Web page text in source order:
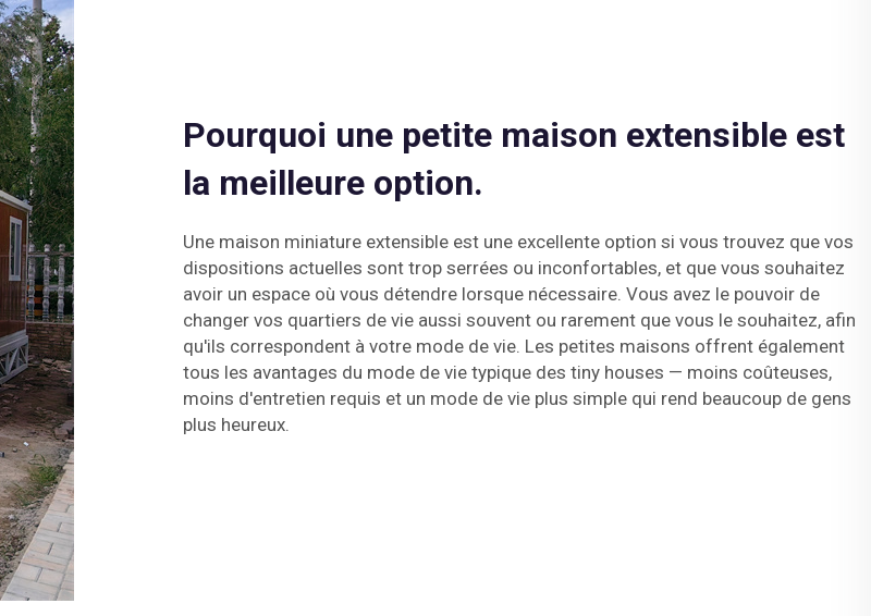
Pourquoi une petite maison extensible est
la meilleure option.
Une maison miniature extensible est une excellente option si vous trouvez que vos
dispositions actuelles sont trop serrées ou inconfortables, et que vous souhaitez
avoir un espace où vous détendre lorsque nécessaire. Vous avez le pouvoir de
changer vos quartiers de vie aussi souvent ou rarement que vous le souhaitez, afin
qu'ils correspondent à votre mode de vie. Les petites maisons offrent également
tous les avantages du mode de vie typique des tiny houses — moins coûteuses,
moins d'entretien requis et un mode de vie plus simple qui rend beaucoup de gens
plus heureux.